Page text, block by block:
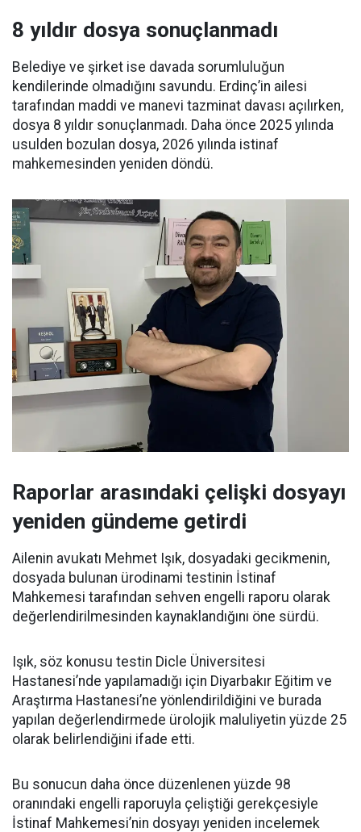
8 yıldır dosya sonuçlanmadı
Belediye ve şirket ise davada sorumluluğun
kendilerinde olmadığını savundu. Erdinç’in ailesi
tarafından maddi ve manevi tazminat davası açılırken,
dosya 8 yıldır sonuçlanmadı. Daha önce 2025 yılında
usulden bozulan dosya, 2026 yılında istinaf
mahkemesinden yeniden döndü.
Raporlar arasındaki çelişki dosyayı
yeniden gündeme getirdi
Ailenin avukatı Mehmet Işık, dosyadaki gecikmenin,
dosyada bulunan ürodinami testinin İstinaf
Mahkemesi tarafından sehven engelli raporu olarak
değerlendirilmesinden kaynaklandığını öne sürdü.
Işık, söz konusu testin Dicle Üniversitesi
Hastanesi’nde yapılamadığı için Diyarbakır Eğitim ve
Araştırma Hastanesi’ne yönlendirildiğini ve burada
yapılan değerlendirmede ürolojik maluliyetin yüzde 25
olarak belirlendiğini ifade etti.
Bu sonucun daha önce düzenlenen yüzde 98
oranındaki engelli raporuyla çeliştiği gerekçesiyle
İstinaf Mahkemesi’nin dosyayı yeniden incelemek